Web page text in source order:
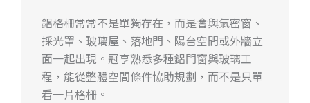
鋁格柵常常不是單獨存在，而是會與氣密窗、
採光罩、玻璃屋、落地門、陽台空間或外牆立
面一起出現。冠亨熟悉多種鋁門窗與玻璃工
程，能從整體空間條件協助規劃，而不是只單
看一片格柵。